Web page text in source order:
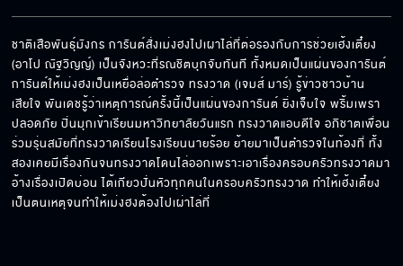
นี่คือกฎของนักเลง
ลิ้มบุ่นโฮ่ว คือชื่ออั๊วเอง
ชาติเสือพันธุ์มังกร การันต์สั่งเม่งฮงไปเผาไล่ที่ต่อรองกับการช่วยเฮ้งเตี๋ยง
(อาโป ณัฐวิญญ์) เป็นจังหวะที่รณชิตบุกจับทันที ทั้งหมดเป็นแผ่นของการันต์
การันต์ให้เม่งฮงเป็นเหยื่อล่อตำรวจ ทรงวาด (เจมส์ มาร์) รู้ข่าวชาวบ้าน
เสียใจ พันเดชรู้ว่าเหตุการณ์ครั้งนี้เป็นแผ่นของการันต์ ยิ่งเจ็บใจ พริ้มเพรา
ปลอดภัย ปิ่นมุกเข้าเรียนมหาวิทยาลัยวันแรก ทรงวาดแอบดีใจ อภิชาตเพื่อน
ร่วมรุ่นสมัยที่ทรงวาดเรียนโรงเรียนนายร้อย ย้ายมาเป็นตำรวจในท้องที่ ทั้ง
สองเคยมีเรื่องกันจนทรงวาดโดนไล่ออกเพราะเอาเรื่องครอบครัวทรงวาดมา
อ้างเรื่องเปิดบ่อน ไต้เกียวปั่นหัวทุกคนในครอบครัวทรงวาด ทำให้เฮ้งเตี๋ยง
เป็นตนเหตุจนทำให้เม่งฮงต้องไปเผ่าไล่ที่